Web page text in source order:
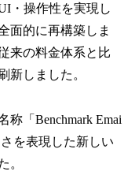
・操作性を実現し
面的に再構築しま
来の料金体系と比
新しました。
「Benchmark Emai
を表現した新しい
。